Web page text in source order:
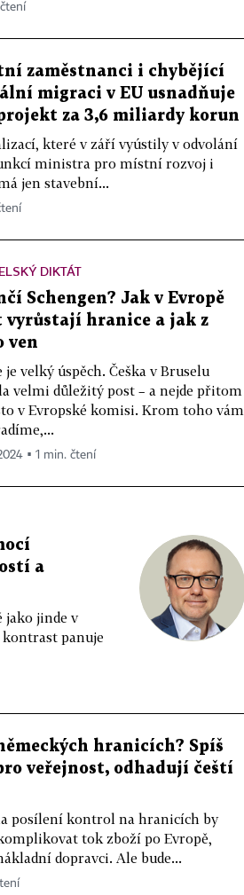
zaměstnanci i chybějící
migraci v EU usnadňuje
za 3,6 miliardy korun
které v září vyústily v odvolání
ministra pro místní rozvoj i
jen stavební...
DIKTÁT
Schengen? Jak v Evropě
vyrůstají hranice a jak z
ven
je velký úspěch. Češka v Bruselu
velmi důležitý post – a nejde přitom
v Evropské komisi. Krom toho vám
▪ 1 min. čtení
a
jako jinde v
kontrast panuje
hranicích? Spíš
veřejnost, odhadují čeští
posílení kontrol na hranicích by
tok zboží po Evropě,
dopravci. Ale bude...